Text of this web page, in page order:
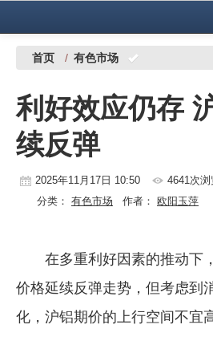
中国有色金属报社主办 广告服务
铜镍铅锌
铝
稀有稀土
镁钛
地矿 建设
首页 / 有色市场
利好效应仍存
续反弹
2025年11月17日 10:50 4641次浏
分类： 有色市场 作者： 欧阳玉萍
在多重利好因素的推动下
价格延续反弹走势，但考虑到
化，沪铝期价的上行空间不宜